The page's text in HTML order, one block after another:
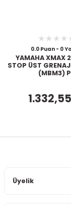
0.0 Puan - 0
YAMAHA XMAX
STOP ÜST
(MBM3)
Üyelik